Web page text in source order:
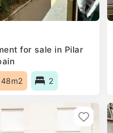
for sale in Pilar
48m2 2